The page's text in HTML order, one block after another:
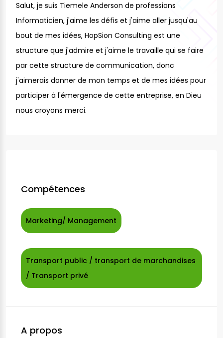
Salut, je suis Tiemele Anderson de professions
Informaticien, j'aime les défis et j'aime aller jusqu'au
bout de mes idées, HopSion Consulting est une
structure que j'admire et j'aime le travaille qui se faire
par cette structure de communication, donc
j'aimerais donner de mon temps et de mes idées pour
participer à l'émergence de cette entreprise, en Dieu
nous croyons merci.
Compétences
Marketing/ Management
Transport public / transport de marchandises
/ Transport privé
A propos